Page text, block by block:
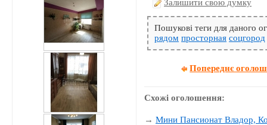
Залишити свою думку
Пошукові теги для даного
рядом просторная соцгород
Попереднє
Схожі оголошення:
→Мини Пансионат Владор,